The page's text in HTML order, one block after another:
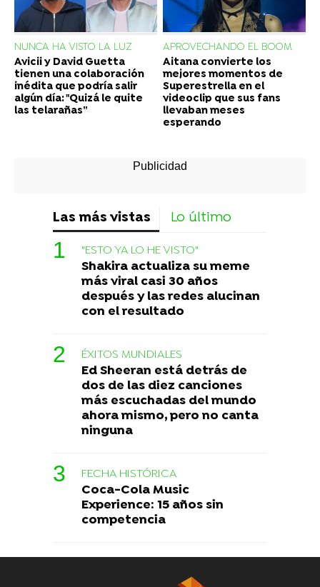
NUNCA HA VISTO LA LUZ
Avicii y David Guetta
tienen una colaboración
inédita que podría salir
algún día: "Quizá le quite
las telarañas”
APROVECHANDO EL BOOM
Aitana convierte los
mejores momentos de
Superestrella en el
videoclip que sus fans
llevaban meses
esperando
Las más vistas Lo último
"ESTO YA LO HE VISTO"
Shakira actualiza su meme
más viral casi 30 años
después y las redes alucinan
con el resultado
ÉXITOS MUNDIALES
Ed Sheeran está detrás de
dos de las diez canciones
más escuchadas del mundo
ahora mismo, pero no canta
ninguna
FECHA HISTÓRICA
Coca-Cola Music
Experience: 15 años sin
competencia